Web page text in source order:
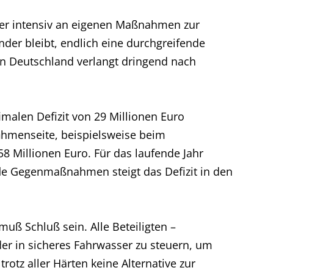
intensiv an eigenen Maßnahmen zur
bleibt, endlich eine durchgreifende
Deutschland verlangt dringend nach
Defizit von 29 Millionen Euro
beispielsweise beim
Millionen Euro. Für das laufende Jahr
Gegenmaßnahmen steigt das Defizit in den
Schluß sein. Alle Beteiligten –
in sicheres Fahrwasser zu steuern, um
aller Härten keine Alternative zur